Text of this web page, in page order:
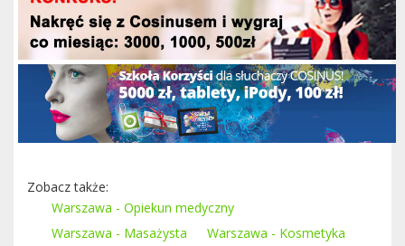
Zobacz także:
Warszawa - Opiekun medyczny
Warszawa - Masażysta
Warszawa - Kosmetyka